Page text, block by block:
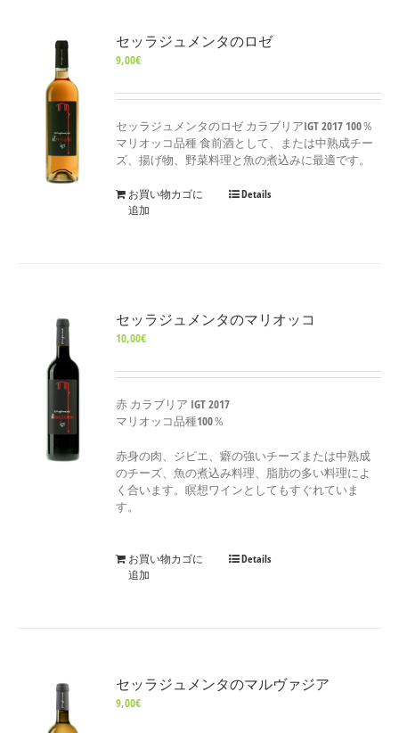
セッラジュメンタのロゼ
9,00€
セッラジュメンタのロゼ カラブリアIGT 2017 100％
マリオッコ品種 食前酒として、または中熟成チー
ズ、揚げ物、野菜料理と魚の煮込みに最適です。
お買い物カゴに
追加
Details
セッラジュメンタのマリオッコ
10,00€
赤 カラブリア IGT 2017
マリオッコ品種100％
赤身の肉、ジビエ、癖の強いチーズまたは中熟成
のチーズ、魚の煮込み料理、脂肪の多い料理によ
く合います。瞑想ワインとしてもすぐれていま
す。
お買い物カゴに
追加
Details
セッラジュメンタのマルヴァジア
9,00€